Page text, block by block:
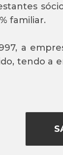
familiar.
a
tendo a